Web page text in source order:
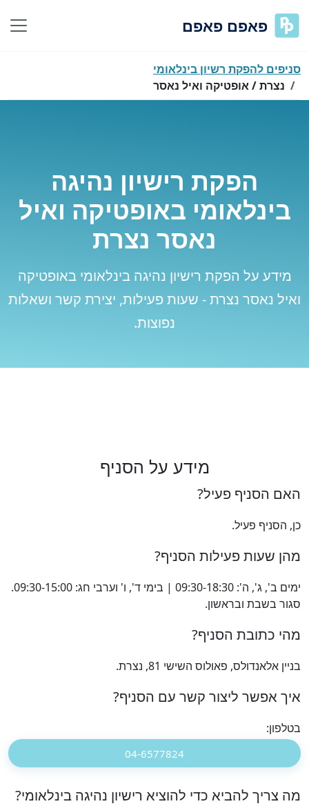
פאפם פאפם
סניפים להפקת רשיון בינלאומי
נצרת / אופטיקה ואיל נאסר
הפקת רישיון נהיגה
בינלאומי באופטיקה ואיל
נאסר נצרת
מידע על הפקת רישיון נהיגה בינלאומי באופטיקה
ואיל נאסר נצרת - שעות פעילות, יצירת קשר ושאלות
נפוצות.
מידע על הסניף
האם הסניף פעיל?
כן, הסניף פעיל.
מהן שעות פעילות הסניף?
ימים ב', ג', ה': 09:30-18:30 | בימי ד', ו' וערבי חג: 09:30-15:00.
סגור בשבת ובראשון.
מהי כתובת הסניף?
בניין אלאנדולס, פאולוס השישי 81, נצרת.
איך אפשר ליצור קשר עם הסניף?
בטלפון:
04-6577824
מה צריך להביא כדי להוציא רישיון נהיגה בינלאומי?